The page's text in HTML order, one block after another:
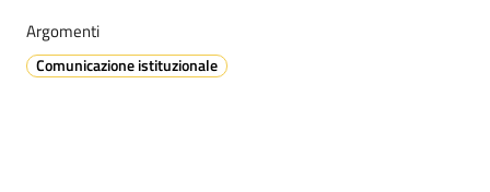
t
e
Argomenti
Comunicazione istituzionale